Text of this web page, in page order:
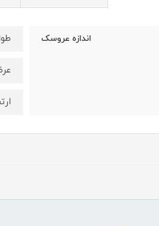
اندازه عروسک طول :
عرض :